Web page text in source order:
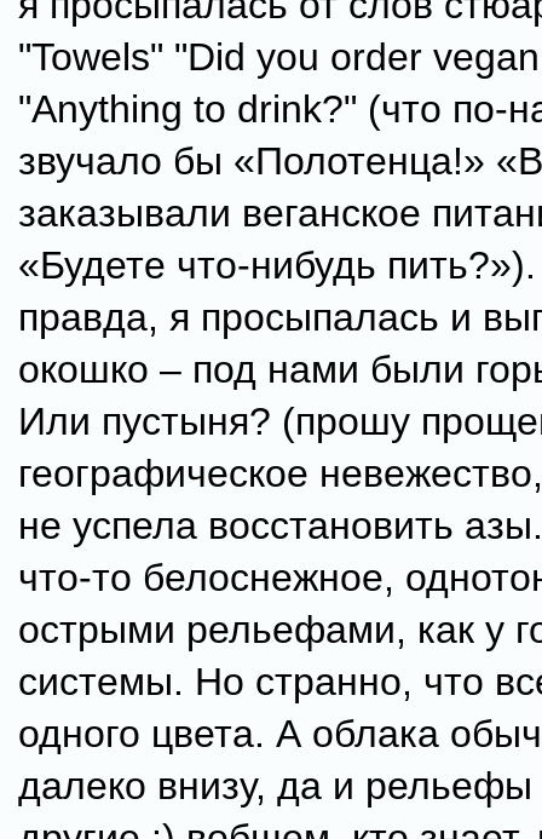
"Towels" "Did you order
"Anything to drink?" (что по-
звучало бы «Полотенца!»
заказывали веганское
«Будете что-нибудь
правда, я просыпалась и
окошко – под нами были
Или пустыня? (прошу
географическое
не успела восстановить
что-то белоснежное,
острыми рельефами, как у
системы. Но странно, что
одного цвета. А облака
далеко внизу, да и